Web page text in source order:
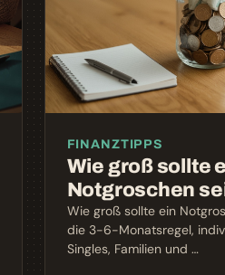
FINANZTIPPS
Wie groß sollte
Notgroschen
Wie groß sollte ein
die 3-6-Monatsregel,
Singles, Familien und …